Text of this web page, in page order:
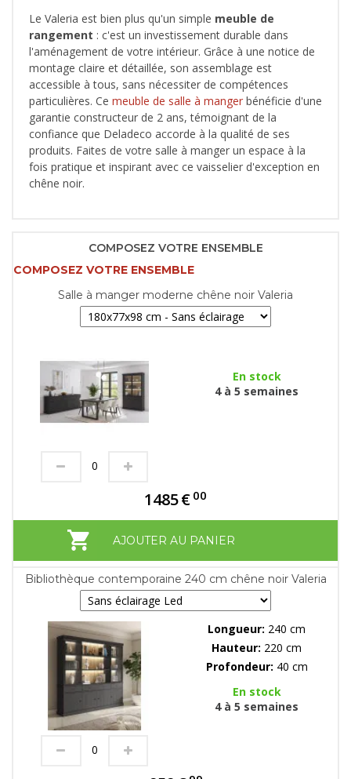
Le Valeria est bien plus qu'un simple meuble de
rangement : c'est un investissement durable dans
l'aménagement de votre intérieur. Grâce à une notice de
montage claire et détaillée, son assemblage est
accessible à tous, sans nécessiter de compétences
particulières. Ce meuble de salle à manger bénéficie d'une
garantie constructeur de 2 ans, témoignant de la
confiance que Deladeco accorde à la qualité de ses
produits. Faites de votre salle à manger un espace à la
fois pratique et inspirant avec ce vaisselier d'exception en
chêne noir.
COMPOSEZ VOTRE ENSEMBLE
COMPOSEZ VOTRE ENSEMBLE
Salle à manger moderne chêne noir Valeria
En stock
4 à 5 semaines
1485€ 00
AJOUTER AU PANIER
Bibliothèque contemporaine 240 cm chêne noir Valeria
Longueur: 240 cm
Hauteur: 220 cm
Profondeur: 40 cm
En stock
4 à 5 semaines